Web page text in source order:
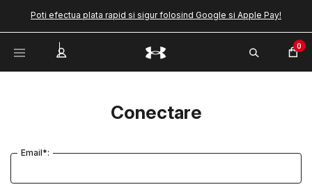
Poti efectua plata rapid si sigur folosind Google si Apple Pay!
0
Conectare
Email*: